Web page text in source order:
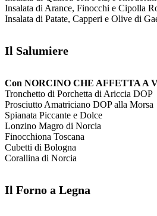
Insalata di Arance, Finocchi e Cipolla
Insalata di Patate, Capperi e Olive di
Il Salumiere
Con NORCINO CHE AFFETTA A
Tronchetto di Porchetta di Ariccia DOP
Prosciutto Amatriciano DOP alla Morsa
Spianata Piccante e Dolce
Lonzino Magro di Norcia
Finocchiona Toscana
Cubetti di Bologna
Corallina di Norcia
Il Forno a Legna